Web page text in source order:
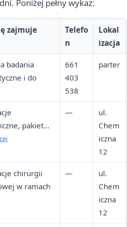
Poniżej pełny wykaz:
zajmuje
Telefo
n
Lokal
izacja
badania
i do
661
403
538
parter
pakiet
NFZ,
—
ul.
Chem
iczna
12
chirurgii
w ramach
—
ul.
Chem
iczna
12